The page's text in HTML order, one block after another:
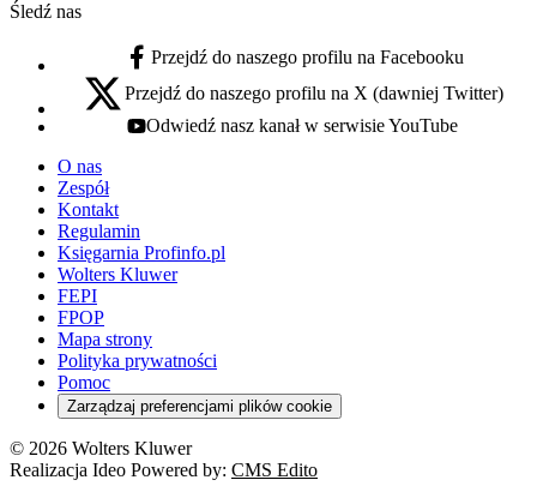
Śledź nas
facebook - otwiera się w nowej karcie
Przejdź do naszego profilu na Facebooku
x - otwiera się w nowej karcie
Przejdź do naszego profilu na X (dawniej Twitter)
youtube - otwiera się w nowej karcie
Odwiedź nasz kanał w serwisie YouTube
O nas
Zespół
Kontakt
Regulamin
Księgarnia Profinfo.pl
Wolters Kluwer
FEPI
FPOP
Mapa strony
Polityka prywatności
Pomoc
Zarządzaj preferencjami plików cookie
© 2026 Wolters Kluwer
Realizacja Ideo Powered by: CMS Edito